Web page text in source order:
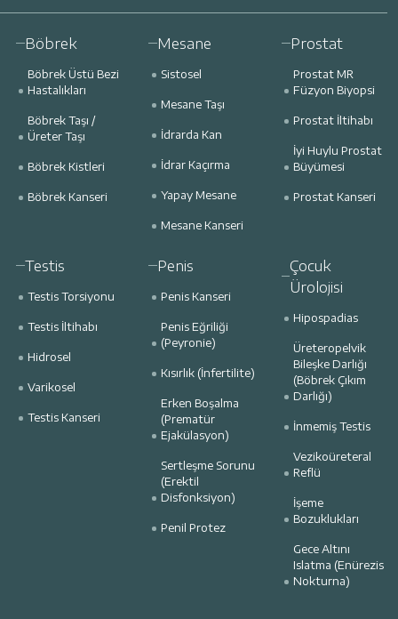
Böbrek
Böbrek Üstü Bezi
Hastalıkları
Böbrek Taşı /
Üreter Taşı
Böbrek Kistleri
Böbrek Kanseri
Mesane
Sistosel
Mesane Taşı
İdrarda Kan
İdrar Kaçırma
Yapay Mesane
Mesane Kanseri
Prostat
Prostat MR
Füzyon Biyopsi
Prostat İltihabı
İyi Huylu Prostat
Büyümesi
Prostat Kanseri
Testis
Testis Torsiyonu
Testis İltihabı
Hidrosel
Varikosel
Testis Kanseri
Penis
Penis Kanseri
Penis Eğriliği
(Peyronie)
Kısırlık (İnfertilite)
Erken Boşalma
(Prematür
Ejakülasyon)
Sertleşme Sorunu
(Erektil
Disfonksiyon)
Penil Protez
Çocuk
Ürolojisi
Hipospadias
Üreteropelvik
Bileşke Darlığı
(Böbrek Çıkım
Darlığı)
İnmemiş Testis
Vezikoüreteral
Reflü
İşeme
Bozuklukları
Gece Altını
Islatma (Enürezis
Nokturna)